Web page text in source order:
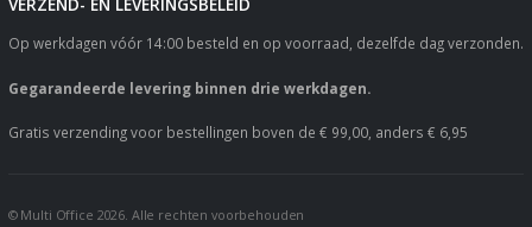
VERZEND- EN LEVERINGSBELEID
Op werkdagen vóór 14:00 besteld en op voorraad, dezelfde dag verzonden.
Gegarandeerde levering binnen drie werkdagen.
Gratis verzending voor bestellingen boven de € 99,00, anders € 6,95
© Multi Office 2026. Alle rechten voorbehouden